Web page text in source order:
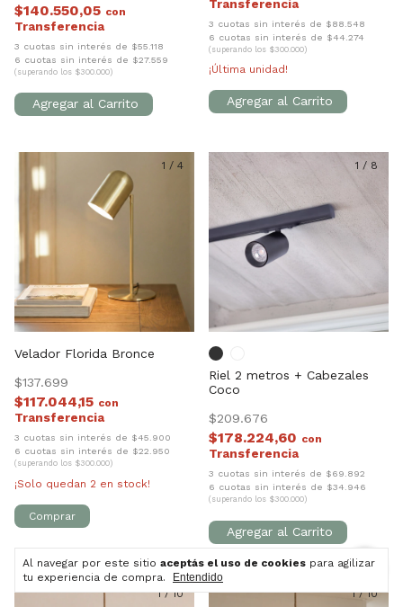
Al navegar por este sitio aceptás el uso de cookies para agilizar
tu experiencia de compra.
Entendido
$140.550,05 con
3 cuotas sin interés de $55.118
6 cuotas sin interés de $27.559
(superando los $300.000)
3 cuotas sin interés de $88.548
6 cuotas sin interés de $44.274
(superando los $300.000)
¡Última unidad!
1 / 4
Velador Florida Bronce
$137.699
$117.044,15 con
3 cuotas sin interés de $45.900
6 cuotas sin interés de $22.950
(superando los $300.000)
¡Solo quedan 2 en stock!
1 / 8
Riel 2 metros + Cabezales
Coco
$209.676
$178.224,60 con
3 cuotas sin interés de $69.892
6 cuotas sin interés de $34.946
(superando los $300.000)
1/10 1/10